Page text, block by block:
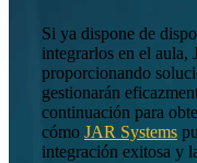
Si ya dispone de
integrarlos en el aula,
proporcionando
gestionarán
continuación para
cómo JAR Systems
integración exitosa y